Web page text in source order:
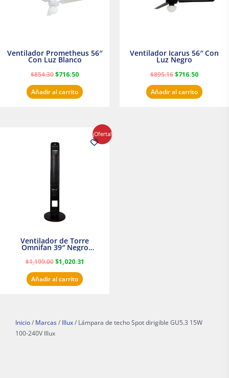
Ventilador Prometheus 56″
Con Luz Blanco
$854.30$716.50
Añadir al carrito
Ventilador Icarus 56″ Con
Luz Negro
$895.16$716.50
Añadir al carrito
¡Oferta!
Ventilador de Torre
Omnifan 39″ Negro
$1,199.00
original
era:
$1,020.31
precio
actual
Añadir al carrito
Inicio / Marcas / Illux / Lámpara de techo Spot dirigible GU5.3 15W
100-240V Illux